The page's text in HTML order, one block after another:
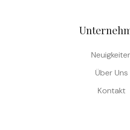
Über Uns
Kontakt